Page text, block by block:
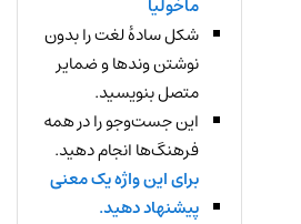
ماخولیا
شکل سادهٔ لغت را بدون
نوشتن وندها و ضمایر
متصل بنویسید.
این جست‌وجو را در همه
فرهنگ‌ها انجام دهید.
برای این واژه یک معنی
پیشنهاد دهید.